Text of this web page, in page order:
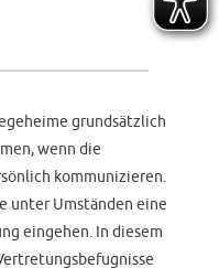
grundsätzlich
wenn die
kommunizieren.
unter Umständen eine
eingehen. In diesem